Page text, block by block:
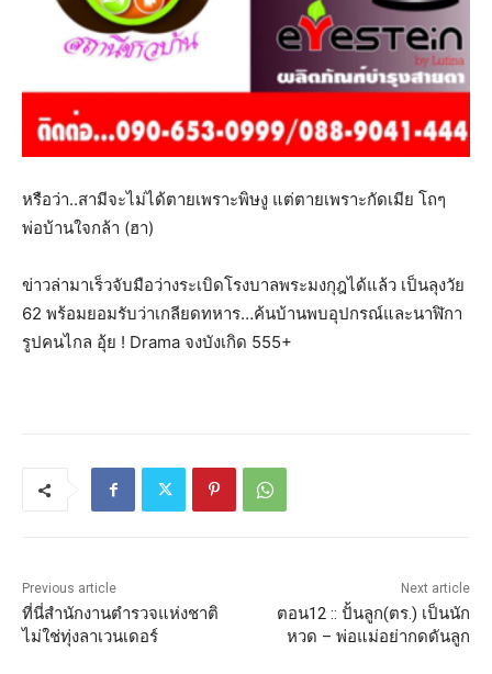
หรือว่า..สามีจะไม่ได้ตายเพราะพิษงู แต่ตายเพราะกัดเมีย โถๆ
พ่อบ้านใจกล้า (ฮา)
ข่าวล่ามาเร็วจับมือว่างระเบิดโรงบาลพระมงกุฎได้แล้ว เป็นลุงวัย
62 พร้อมยอมรับว่าเกลียดทหาร…ค้นบ้านพบอุปกรณ์และนาฬิกา
รูปคนไกล อุ้ย ! Drama จงบังเกิด 555+
Previous article
ที่นี่สำนักงานตำรวจแห่งชาติ
ไม่ใช่ทุ่งลาเวนเดอร์
Next article
ตอน12 :: ปั้นลูก(ตร.) เป็นนัก
หวด – พ่อแม่อย่ากดดันลูก